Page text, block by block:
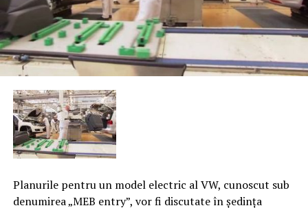
Planurile pentru un model electric al VW, cunoscut sub
denumirea „MEB entry”, vor fi discutate în şedinţa